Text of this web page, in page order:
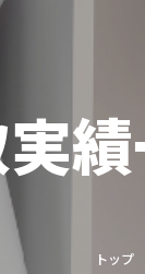
トップ